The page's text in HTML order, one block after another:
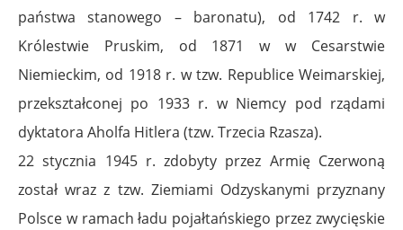
państwa stanowego – baronatu), od 1742 r. w
Królestwie Pruskim, od 1871 w w Cesarstwie
Niemieckim, od 1918 r. w tzw. Republice Weimarskiej,
przekształconej po 1933 r. w Niemcy pod rządami
dyktatora Aholfa Hitlera (tzw. Trzecia Rzasza).
22 stycznia 1945 r. zdobyty przez Armię Czerwoną
został wraz z tzw. Ziemiami Odzyskanymi przyznany
Polsce w ramach ładu pojałtańskiego przez zwycięskie